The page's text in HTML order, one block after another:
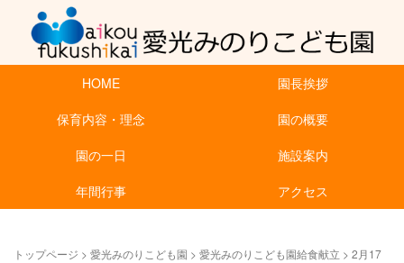
HOME
園長挨拶
保育内容・理念
園の概要
園の一日
施設案内
年間行事
アクセス
トップページ > 愛光みのりこども園 > 愛光みのりこども園給食献立 > 2月17